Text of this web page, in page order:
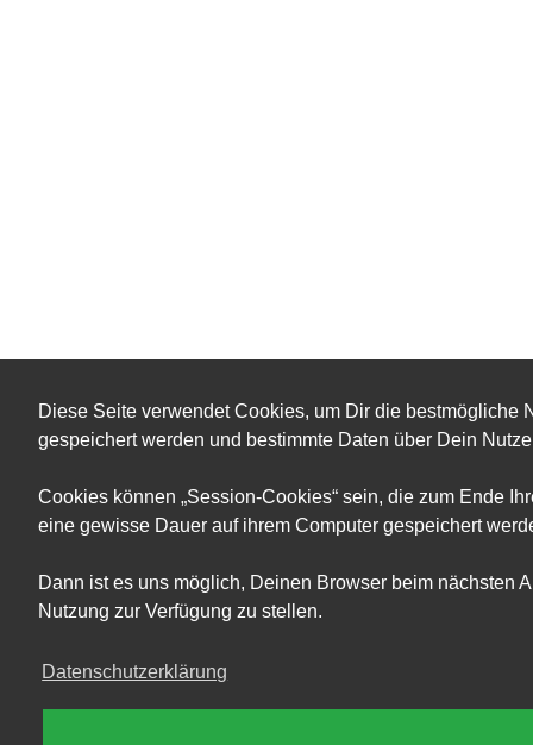
Diese Seite verwendet Cookies, um Dir die bestmögliche
gespeichert werden und bestimmte Daten über Dein
Cookies können „Session-Cookies“ sein, die zum Ende
eine gewisse Dauer auf ihrem Computer gespeichert
Dann ist es uns möglich, Deinen Browser beim nächsten
Nutzung zur Verfügung zu stellen.
Datenschutzerklärung